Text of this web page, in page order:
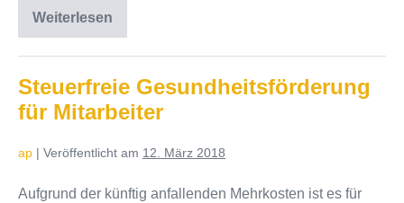
WeiterlesenAngleichung
von
Angestellten
Steuerfreie Gesundheitsförderung
für Mitarbeiter
ap | Veröffentlicht am 12. März 2018
Aufgrund der künftig anfallenden Mehrkosten ist es für